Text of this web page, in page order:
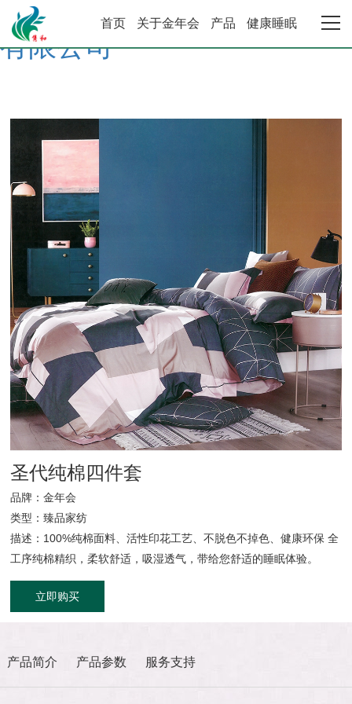
金年会·金字招牌诚信至上 |
有限公司
首页 关于金年会 产品 健康睡眠
产品中心
健康睡眠系统
合作加盟
资讯动态
联系金年会·金字招牌诚信至上 |有限公司
官方商城
圣代纯棉四件套
品牌：金年会
类型：臻品家纺
描述：100%纯棉面料、活性印花工艺、不脱色不掉色、健康环保 全
工序纯棉精织，柔软舒适，吸湿透气，带给您舒适的睡眠体验。
立即购买
产品简介 产品参数 服务支持